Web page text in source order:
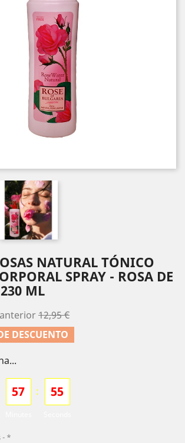
NATURAL TÓNICO
SPRAY - ROSA DE
ML
12,95 €
DESCUENTO
57 : 53
*